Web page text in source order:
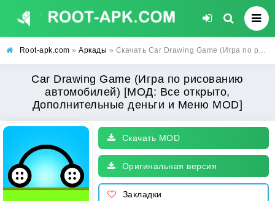
Root-apk.com » Аркады » Скачать Car Drawing Game (Игра по рисованию автомобилей) [МОД: Все открыто, Дополнительные деньги и Меню MOD] | Взлом Car Drawing Game на Андроид
Car Drawing Game (Игра по рисованию
автомобилей) [МОД: Все открыто,
Дополнительные деньги и Меню MOD]
Скачать MOD
Оригинальная версия
Закладки